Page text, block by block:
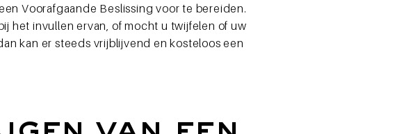
Voorafgaande Beslissing voor te bereiden.
het invullen ervan, of mocht u twijfelen of uw
kan er steeds vrijblijvend en kosteloos een